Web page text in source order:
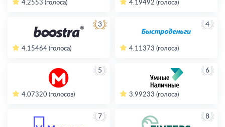
4.2553 (голоса) 4.19492 (голоса)
3
4.15464 (голоса)
4
4.11 373 (голоса)
5
4.07320 (голосов)
6
3.99233 (голоса)
7 8